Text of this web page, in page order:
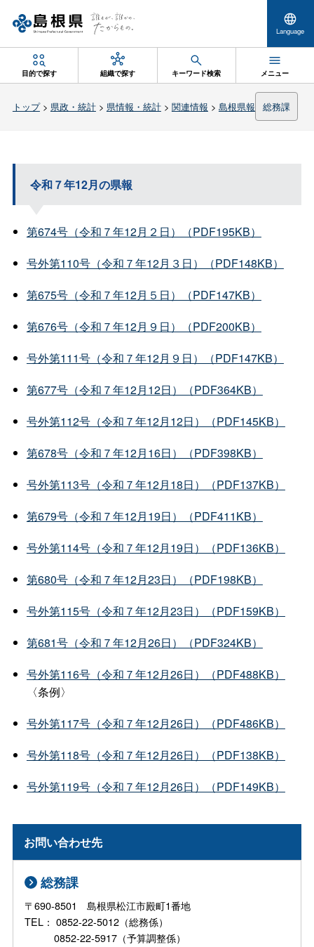
Language
目的で探す 組織で探す キーワード検索 メニュー
トップ> 県政・統計> 県情報・統計> 関連情報 > 島根県報 総務課
令和７年12月の県報
第674号（令和７年12月２日）（PDF195KB）
号外第110号（令和７年12月３日）（PDF148KB）
第675号（令和７年12月５日）（PDF147KB）
第676号（令和７年12月９日）（PDF200KB）
号外第111号（令和７年12月９日）（PDF147KB）
第677号（令和７年12月12日）（PDF364KB）
号外第112号（令和７年12月12日）（PDF145KB）
第678号（令和７年12月16日）（PDF398KB）
号外第113号（令和７年12月18日）（PDF137KB）
第679号（令和７年12月19日）（PDF411KB）
号外第114号（令和７年12月19日）（PDF136KB）
第680号（令和７年12月23日）（PDF198KB）
号外第115号（令和７年12月23日）（PDF159KB）
第681号（令和７年12月26日）（PDF324KB）
号外第116号（令和７年12月26日）（PDF488KB）
〈条例〉
号外第117号（令和７年12月26日）（PDF486KB）
号外第118号（令和７年12月26日）（PDF138KB）
号外第119号（令和７年12月26日）（PDF149KB）
お問い合わせ先
総務課
〒690-8501 島根県松江市殿町1番地
TEL： 0852-22-5012（総務係）
0852-22-5917（予算調整係）